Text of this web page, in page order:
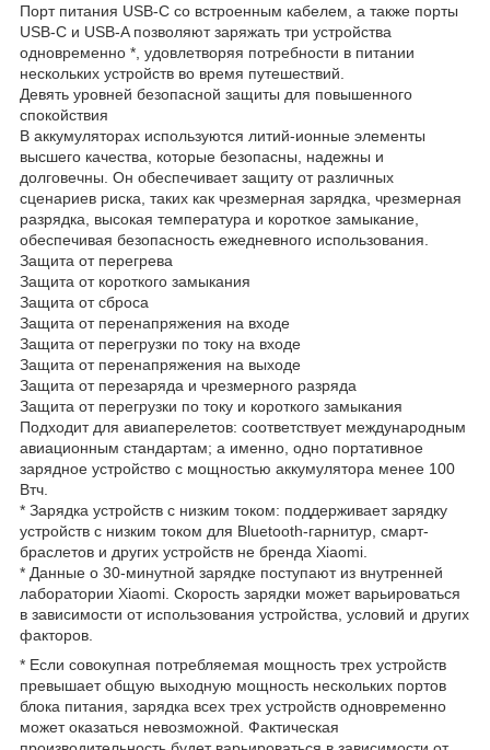
Порт питания USB-C со встроенным кабелем, а также порты
USB-C и USB-A позволяют заряжать три устройства
одновременно *, удовлетворяя потребности в питании
нескольких устройств во время путешествий.
Девять уровней безопасной защиты для повышенного
спокойствия
В аккумуляторах используются литий-ионные элементы
высшего качества, которые безопасны, надежны и
долговечны. Он обеспечивает защиту от различных
сценариев риска, таких как чрезмерная зарядка, чрезмерная
разрядка, высокая температура и короткое замыкание,
обеспечивая безопасность ежедневного использования.
Защита от перегрева
Защита от короткого замыкания
Защита от сброса
Защита от перенапряжения на входе
Защита от перегрузки по току на входе
Защита от перенапряжения на выходе
Защита от перезаряда и чрезмерного разряда
Защита от перегрузки по току и короткого замыкания
Подходит для авиаперелетов: соответствует международным
авиационным стандартам; а именно, одно портативное
зарядное устройство с мощностью аккумулятора менее 100
Втч.
* Зарядка устройств с низким током: поддерживает зарядку
устройств с низким током для Bluetooth-гарнитур, смарт-
браслетов и других устройств не бренда Xiaomi.
* Данные о 30-минутной зарядке поступают из внутренней
лаборатории Xiaomi. Скорость зарядки может варьироваться
в зависимости от использования устройства, условий и других
факторов.
* Если совокупная потребляемая мощность трех устройств
превышает общую выходную мощность нескольких портов
блока питания, зарядка всех трех устройств одновременно
может оказаться невозможной. Фактическая